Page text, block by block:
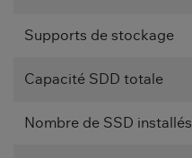
Supports de stockage
Capacité SDD totale
Nombre de SSD installés